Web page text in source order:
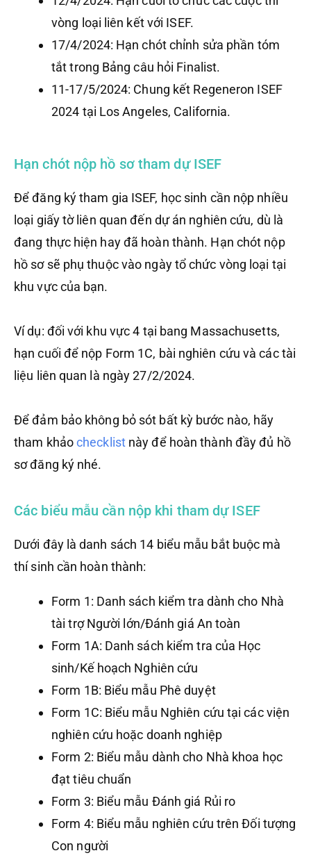
vòng loại liên kết với ISEF.
17/4/2024: Hạn chót chỉnh sửa phần tóm
tắt trong Bảng câu hỏi Finalist.
11-17/5/2024: Chung kết Regeneron ISEF
2024 tại Los Angeles, California.
Hạn chót nộp hồ sơ tham dự ISEF
Để đăng ký tham gia ISEF, học sinh cần nộp nhiều
loại giấy tờ liên quan đến dự án nghiên cứu, dù là
đang thực hiện hay đã hoàn thành. Hạn chót nộp
hồ sơ sẽ phụ thuộc vào ngày tổ chức vòng loại tại
khu vực của bạn.
Ví dụ: đối với khu vực 4 tại bang Massachusetts,
hạn cuối để nộp Form 1C, bài nghiên cứu và các tài
liệu liên quan là ngày 27/2/2024.
Để đảm bảo không bỏ sót bất kỳ bước nào, hãy
tham khảochecklistnày để hoàn thành đầy đủ hồ
sơ đăng ký nhé.
Các biểu mẫu cần nộp khi tham dự ISEF
Dưới đây là danh sách 14 biểu mẫu bắt buộc mà
thí sinh cần hoàn thành:
Form 1: Danh sách kiểm tra dành cho Nhà
tài trợ Người lớn/Đánh giá An toàn
Form 1A: Danh sách kiểm tra của Học
sinh/Kế hoạch Nghiên cứu
Form 1B: Biểu mẫu Phê duyệt
Form 1C: Biểu mẫu Nghiên cứu tại các viện
nghiên cứu hoặc doanh nghiệp
Form 2: Biểu mẫu dành cho Nhà khoa học
đạt tiêu chuẩn
Form 3: Biểu mẫu Đánh giá Rủi ro
Form 4: Biểu mẫu nghiên cứu trên Đối tượng
Con người